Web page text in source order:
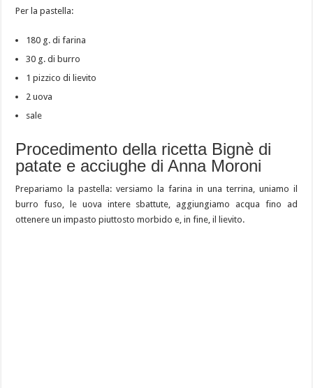
Per la pastella:
180 g. di farina
30 g. di burro
1 pizzico di lievito
2 uova
sale
Procedimento della ricetta Bignè di
patate e acciughe di Anna Moroni
Prepariamo la pastella: versiamo la farina in una terrina, uniamo il
burro fuso, le uova intere sbattute, aggiungiamo acqua fino ad
ottenere un impasto piuttosto morbido e, in fine, il lievito.